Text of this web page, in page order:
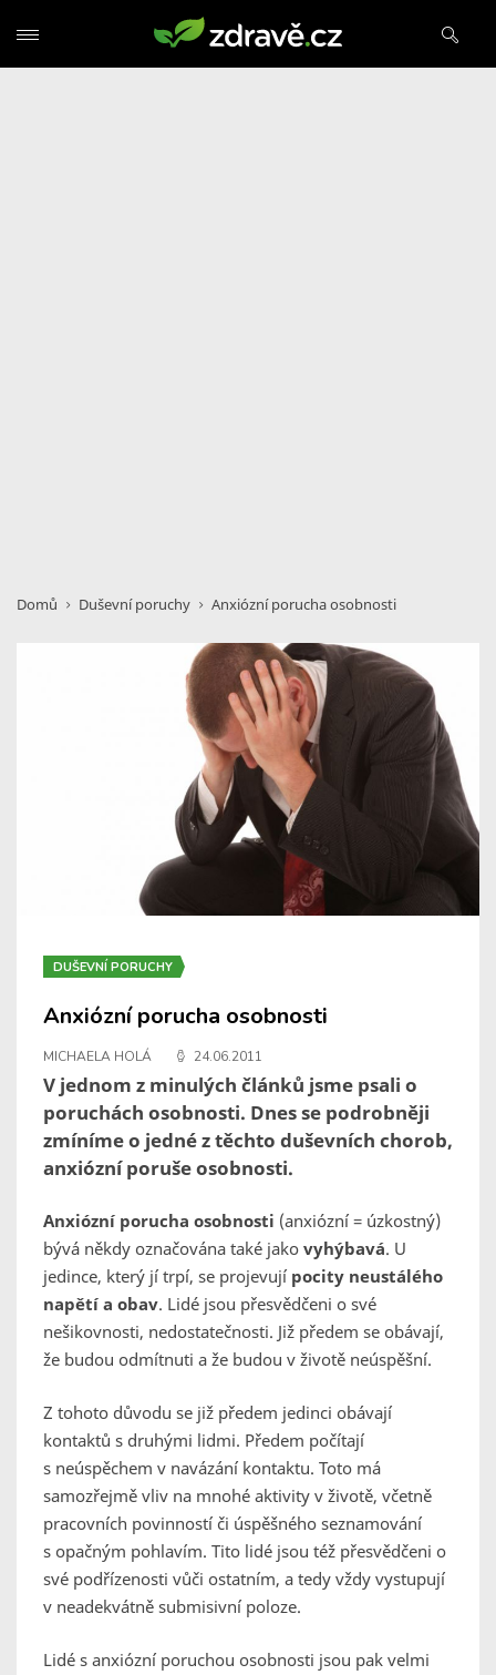
Domů Duševní poruchy Anxiózní porucha osobnosti
DUŠEVNÍ PORUCHY
Anxiózní porucha osobnosti
MICHAELA HOLÁ 24.06.2011
V jednom z minulých článků jsme psali o
poruchách osobnosti. Dnes se podrobněji
zmíníme o jedné z těchto duševních chorob,
anxiózní poruše osobnosti.
Anxiózní porucha osobnosti (anxiózní = úzkostný)
bývá někdy označována také jako vyhýbavá. U
jedince, který jí trpí, se projevují pocity neustálého
napětí a obav. Lidé jsou přesvědčeni o své
nešikovnosti, nedostatečnosti. Již předem se obávají,
že budou odmítnuti a že budou v životě neúspěšní.
Z tohoto důvodu se již předem jedinci obávají
kontaktů s druhými lidmi. Předem počítají
s neúspěchem v navázání kontaktu. Toto má
samozřejmě vliv na mnohé aktivity v životě, včetně
pracovních povinností či úspěšného seznamování
s opačným pohlavím. Tito lidé jsou též přesvědčeni o
své podřízenosti vůči ostatním, a tedy vždy vystupují
v neadekvátně submisivní poloze.
Lidé s anxiózní poruchou osobnosti jsou pak velmi